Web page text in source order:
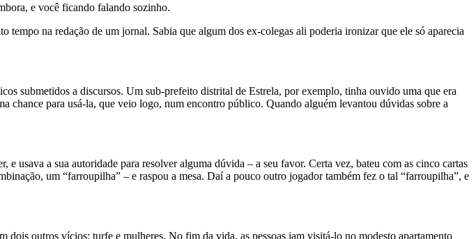
e você ficando falando sozinho.
na redação de um jornal. Sabia que algum dos ex-colegas ali poderia ironizar que ele só aparecia
submetidos a discursos. Um sub-prefeito distrital de Estrela, por exemplo, tinha ouvido uma que era
chance para usá-la, que veio logo, num encontro público. Quando alguém levantou dúvidas sobre a
usava a sua autoridade para resolver alguma dúvida – a seu favor. Certa vez, bateu com as cinco cartas
um “farroupilha” – e raspou a mesa. Daí a pouco outro jogador também fez o tal “farroupilha”, e
outros vícios: turfe e mulheres. No fim da vida, as pessoas iam visitá-lo no modesto apartamento